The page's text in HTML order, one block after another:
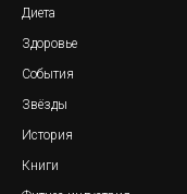
Диета
Здоровье
События
Звёзды
История
Книги